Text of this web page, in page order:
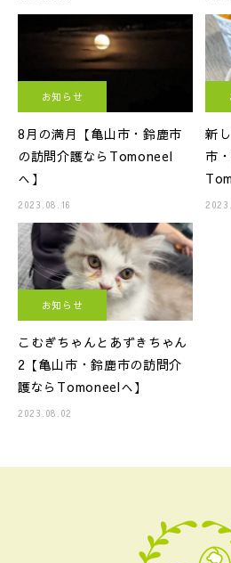
お知らせ
8月の満月【亀山市・鈴鹿市
の訪問介護ならTomoneel
へ】
2023.08.16
新
市
お知らせ
こむぎちゃんとあずきちゃん
2【亀山市・鈴鹿市の訪問介
護ならTomoneelへ】
2023.08.02